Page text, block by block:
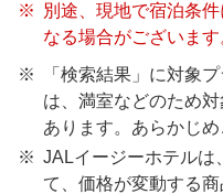
※
別途、現地で宿泊条
なる場合がございます
※
「検索結果」に対象
は、満室などのため
あります。あらかじめ
※ JALイージーホテルは
て、価格が変動する